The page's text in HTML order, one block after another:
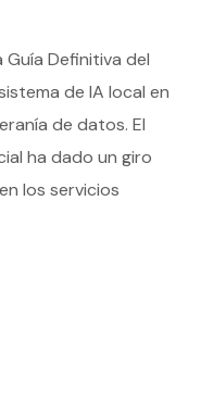
Guía Definitiva del
de IA local en
de datos. El
ha dado un giro
los servicios